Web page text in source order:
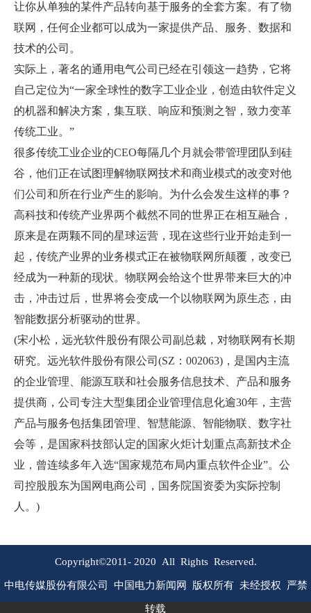
让你从单独的某件产品转向基于服务的全套方案。有了物
联网，任何企业都可以成为一家提供产品、服务、数据和
技术的公司。
实际上，著名的通用电气公司已经在引领这一趋势，它将
自己定位为“一家全球性的数字工业企业，创造由软件定义
的机器和解决方案，集互联、响应和预测之智，致力变革
传统工业。”
很多传统工业企业的CEO每隔几个月就会带管理团队到硅
谷，他们正在试图理解物联网技术和商业模式的改变对他
们公司和所在行业产生的影响。为什么会发生这样的事？
高科技和传统产业界两个截然不同的世界正在相互融合，
原来是在两颗不同的星球运营，现在这些行业开始走到一
起，传统产业界的业务模式正在被物联网所颠覆，改变已
经成为一种新的现状。物联网会给这个世界带来巨大的冲
击，冲击过后，世界将会变成一个以物联网为原生态，由
智能数据分析驱动的世界。
(宋小松，远光软件股份有限公司副总裁，对物联网有长期
研究。远光软件股份有限公司(SZ：002063)，是国内主流
的企业管理、能源互联和社会服务信息技术、产品和服务
提供商，公司专注大型集团企业管理信息化逾30年，主营
产品与服务包括集团管理、智慧能源、智能物联、数字社
会等，是国家科技部认定的国家火炬计划重点高新技术企
业，曾连续多年入选“国家规范布局内重点软件企业”。公
司控股股东为国网电商公司，国务院国资委为实际控制
人。)
Copyright©2011- 2020 All Rights Reserved.
中电传媒股份有限公司 中国电力新闻网 版权所有 未经授权 严禁
转载